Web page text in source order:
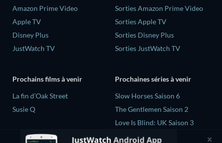
Amazon Prime Video
Apple TV
Disney Plus
JustWatch TV
Sorties Amazon Prime Video
Sorties Apple TV
Sorties Disney Plus
Sorties JustWatch TV
Prochains films à venir
La fin d’Oak Street
Susie Q
Prochaines séries à venir
Slow Horses Saison 6
The Gentlemen Saison 2
Love Is Blind: UK Saison 3
Mourinho Saison 1